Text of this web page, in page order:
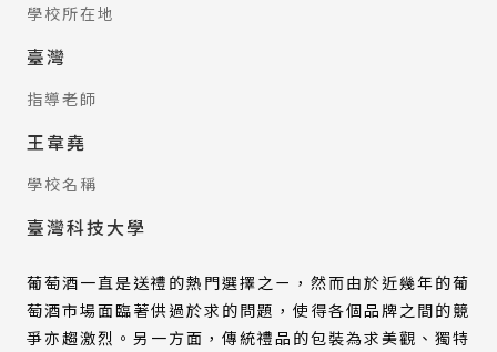
學校所在地
臺灣
指導老師
王韋堯
學校名稱
臺灣科技大學
葡萄酒一直是送禮的熱門選擇之ㄧ，然而由於近幾年的葡
萄酒市場面臨著供過於求的問題，使得各個品牌之間的競
爭亦趨激烈。另一方面，傳統禮品的包裝為求美觀、獨特